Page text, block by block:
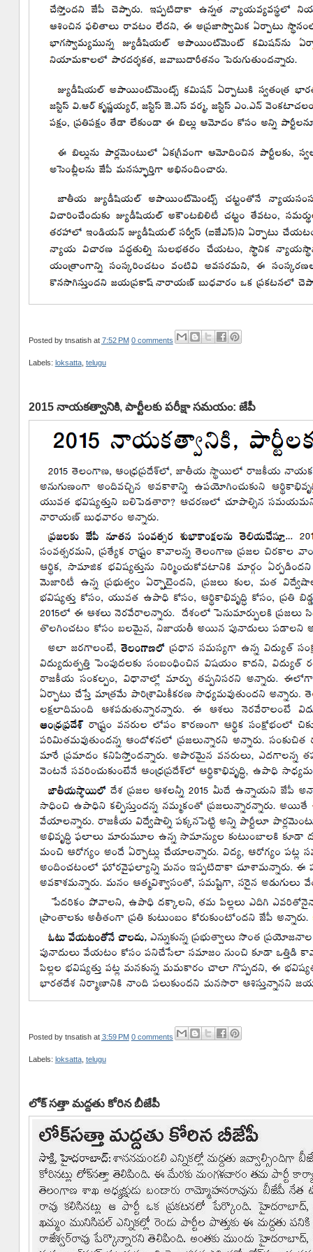
Posted by tnsatish at 7:52 PM 0 comments
Labels: loksatta, telugu
2015 నాయకత్వానికి, పార్టీలకు పరీక్షా సమయం: జేపీ
Posted by tnsatish at 3:59 PM 0 comments
Labels: loksatta, telugu
లోక్ సత్తా మద్దతు కోరిన బీజేపీ